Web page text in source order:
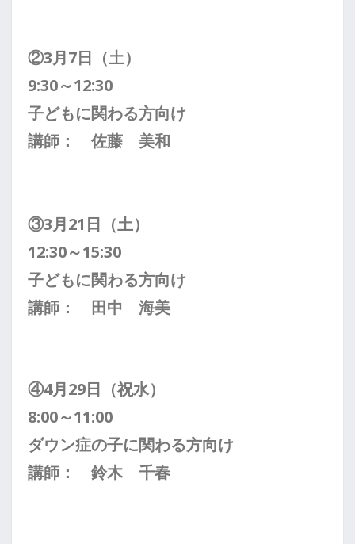
②3月7日（土）
9:30～12:30
子どもに関わる方向け
講師： 佐藤 美和
③3月21日（土）
12:30～15:30
子どもに関わる方向け
講師： 田中 海美
④4月29日（祝水）
8:00～11:00
ダウン症の子に関わる方向け
講師： 鈴木 千春